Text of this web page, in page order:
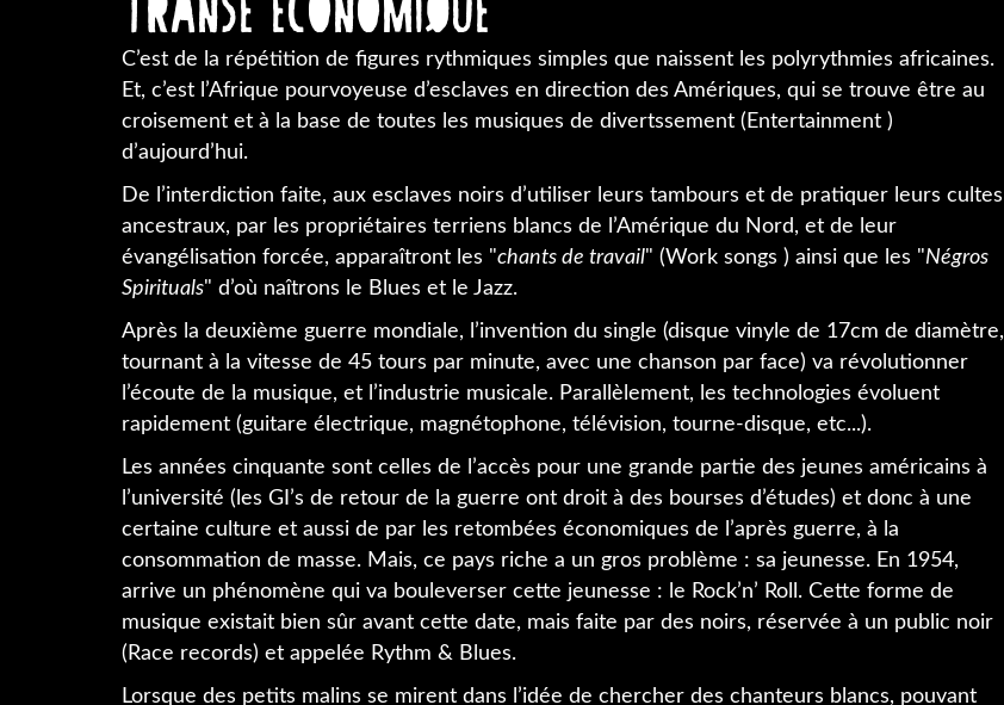
C’est de la répétition de figures rythmiques simples que naissent les polyrythmies africaines.
Et, c’est l’Afrique pourvoyeuse d’esclaves en direction des Amériques, qui se trouve être au
croisement et à la base de toutes les musiques de divertssement (Entertainment )
d’aujourd’hui.
De l’interdiction faite, aux esclaves noirs d’utiliser leurs tambours et de pratiquer leurs cultes
ancestraux, par les propriétaires terriens blancs de l’Amérique du Nord, et de leur
évangélisation forcée, apparaîtront les "chants de travail" (Work songs ) ainsi que les "Négros
Spirituals" d’où naîtrons le Blues et le Jazz.
Après la deuxième guerre mondiale, l’invention du single (disque vinyle de 17cm de diamètre,
tournant à la vitesse de 45 tours par minute, avec une chanson par face) va révolutionner
l’écoute de la musique, et l’industrie musicale. Parallèlement, les technologies évoluent
rapidement (guitare électrique, magnétophone, télévision, tourne-disque, etc...).
Les années cinquante sont celles de l’accès pour une grande partie des jeunes américains à
l’université (les GI’s de retour de la guerre ont droit à des bourses d’études) et donc à une
certaine culture et aussi de par les retombées économiques de l’après guerre, à la
consommation de masse. Mais, ce pays riche a un gros problème : sa jeunesse. En 1954,
arrive un phénomène qui va bouleverser cette jeunesse : le Rock’n’ Roll. Cette forme de
musique existait bien sûr avant cette date, mais faite par des noirs, réservée à un public noir
(Race records) et appelée Rythm & Blues.
Lorsque des petits malins se mirent dans l’idée de chercher des chanteurs blancs, pouvant